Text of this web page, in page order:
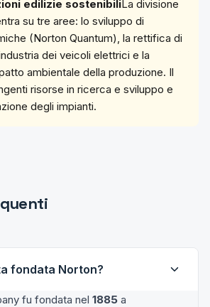
edilizie sostenibiliLa divisione
su tre aree: lo sviluppo di
(Norton Quantum), la rettifica di
dei veicoli elettrici e la
ambientale della produzione. Il
risorse in ricerca e sviluppo e
degli impianti.
fondata Norton?
fu fondata nel 1885 a